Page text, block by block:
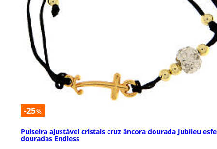
-25%
Pulseira ajustável cristais cruz âncora dourada Jubileu
douradas Endless